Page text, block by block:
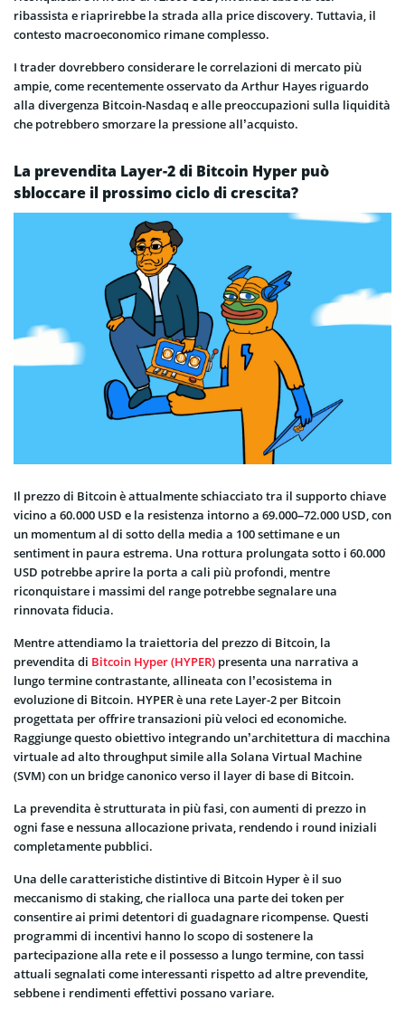
ribassista e riaprirebbe la strada alla price discovery. Tuttavia, il
contesto macroeconomico rimane complesso.
I trader dovrebbero considerare le correlazioni di mercato più
ampie, come recentemente osservato da Arthur Hayes riguardo
alla divergenza Bitcoin-Nasdaq e alle preoccupazioni sulla liquidità
che potrebbero smorzare la pressione all’acquisto.
La prevendita Layer-2 di Bitcoin Hyper può
sbloccare il prossimo ciclo di crescita?
Il prezzo di Bitcoin è attualmente schiacciato tra il supporto chiave
vicino a 60.000 USD e la resistenza intorno a 69.000–72.000 USD, con
un momentum al di sotto della media a 100 settimane e un
sentiment in paura estrema. Una rottura prolungata sotto i 60.000
USD potrebbe aprire la porta a cali più profondi, mentre
riconquistare i massimi del range potrebbe segnalare una
rinnovata fiducia.
Mentre attendiamo la traiettoria del prezzo di Bitcoin, la
prevendita di Bitcoin Hyper (HYPER) presenta una narrativa a
lungo termine contrastante, allineata con l’ecosistema in
evoluzione di Bitcoin. HYPER è una rete Layer-2 per Bitcoin
progettata per offrire transazioni più veloci ed economiche.
Raggiunge questo obiettivo integrando un’architettura di macchina
virtuale ad alto throughput simile alla Solana Virtual Machine
(SVM) con un bridge canonico verso il layer di base di Bitcoin.
La prevendita è strutturata in più fasi, con aumenti di prezzo in
ogni fase e nessuna allocazione privata, rendendo i round iniziali
completamente pubblici.
Una delle caratteristiche distintive di Bitcoin Hyper è il suo
meccanismo di staking, che rialloca una parte dei token per
consentire ai primi detentori di guadagnare ricompense. Questi
programmi di incentivi hanno lo scopo di sostenere la
partecipazione alla rete e il possesso a lungo termine, con tassi
attuali segnalati come interessanti rispetto ad altre prevendite,
sebbene i rendimenti effettivi possano variare.